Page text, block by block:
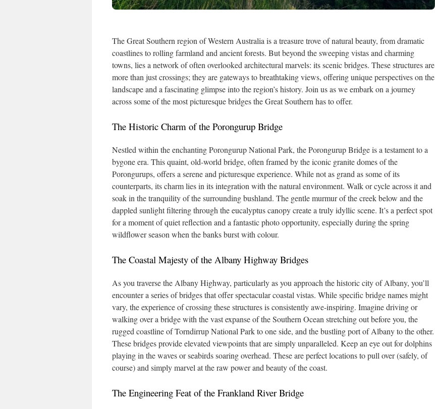
The Great Southern region of Western Australia is a treasure trove of natural beauty, from dramatic
coastlines to rolling farmland and ancient forests. But beyond the sweeping vistas and charming
towns, lies a network of often overlooked architectural marvels: its scenic bridges. These structures are
more than just crossings; they are gateways to breathtaking views, offering unique perspectives on the
landscape and a fascinating glimpse into the region’s history. Join us as we embark on a journey
across some of the most picturesque bridges the Great Southern has to offer.
The Historic Charm of the Porongurup Bridge
Nestled within the enchanting Porongurup National Park, the Porongurup Bridge is a testament to a
bygone era. This quaint, old-world bridge, often framed by the iconic granite domes of the
Porongurups, offers a serene and picturesque experience. While not as grand as some of its
counterparts, its charm lies in its integration with the natural environment. Walk or cycle across it and
soak in the tranquility of the surrounding bushland. The gentle murmur of the creek below and the
dappled sunlight filtering through the eucalyptus canopy create a truly idyllic scene. It’s a perfect spot
for a moment of quiet reflection and a fantastic photo opportunity, especially during the spring
wildflower season when the banks burst with colour.
The Coastal Majesty of the Albany Highway Bridges
As you traverse the Albany Highway, particularly as you approach the historic city of Albany, you’ll
encounter a series of bridges that offer spectacular coastal vistas. While specific bridge names might
vary, the experience of crossing these structures is consistently awe-inspiring. Imagine driving or
walking over a bridge with the vast expanse of the Southern Ocean stretching out before you, the
rugged coastline of Torndirrup National Park to one side, and the bustling port of Albany to the other.
These bridges provide elevated viewpoints that are simply unparalleled. Keep an eye out for dolphins
playing in the waves or seabirds soaring overhead. These are perfect locations to pull over (safely, of
course) and simply marvel at the raw power and beauty of the coast.
The Engineering Feat of the Frankland River Bridge